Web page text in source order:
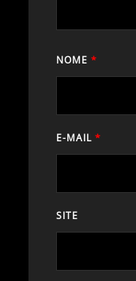
NOME *
E-MAIL *
SITE